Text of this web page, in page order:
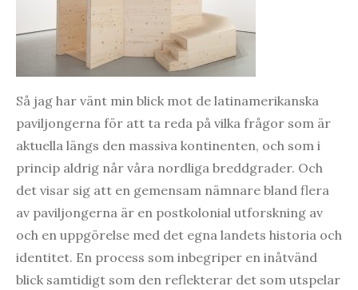
Så jag har vänt min blick mot de latinamerikanska
paviljongerna för att ta reda på vilka frågor som är
aktuella längs den massiva kontinenten, och som i
princip aldrig når våra nordliga breddgrader. Och
det visar sig att en gemensam nämnare bland flera
av paviljongerna är en postkolonial utforskning av
och en uppgörelse med det egna landets historia och
identitet. En process som inbegriper en inåtvänd
blick samtidigt som den reflekterar det som utspelar